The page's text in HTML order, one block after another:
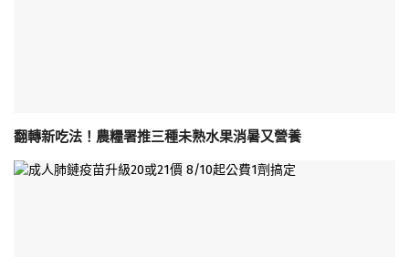
翻轉新吃法！農糧署推三種未熟水果消暑又營養